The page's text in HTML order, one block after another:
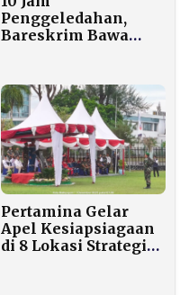
Penggeledahan,
Bareskrim Bawa
Rumah di Surabaya
Pertamina Gelar
Apel Kesiapsiagaan
di 8 Lokasi Strategis,